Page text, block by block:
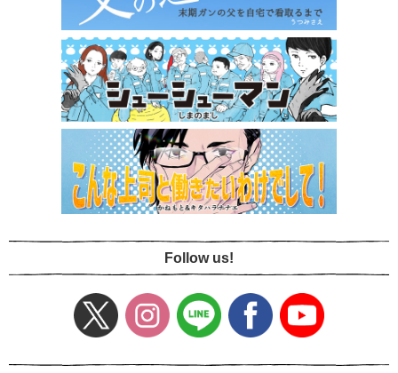
Follow us!